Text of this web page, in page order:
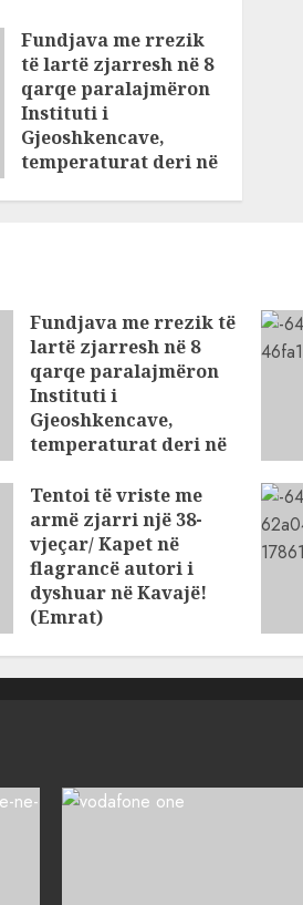
Fundjava me rrezik
të lartë zjarresh në 8
qarqe paralajmëron
Instituti i
Gjeoshkencave,
temperaturat deri në
Fundjava me rrezik të
lartë zjarresh në 8
qarqe paralajmëron
Instituti i
Gjeoshkencave,
temperaturat deri në
AUGUST 8, 2026
Tentoi të vriste me
armë zjarri një 38-
vjeçar/ Kapet në
flagrancë autori i
dyshuar në Kavajë!
(Emrat)